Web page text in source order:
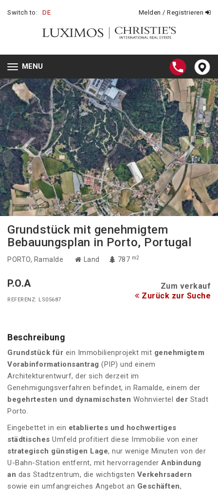
Switch to: DE Melden / Registrieren
Toggle
navigation
MENU
Grundstück mit genehmigtem
Bebauungsplan in Porto, Portugal
PORTO, Ramalde Land 787 m2
P.O.A Zum verkauf
REFERENZ: LS05687 Zurück zur Suche
Beschreibung
Grundstück für ein Immobilienprojekt mit genehmigtem
Vorabinformationsantrag (PIP) und einem
Architekturentwurf, der sich derzeit im
Genehmigungsverfahren befindet, in Ramalde, einem der
begehrtesten und dynamischsten Wohnviertel der Stadt
Porto.
Eingebettet in ein etabliertes und
hochwertiges
städtisches Umfeld profitiert diese Immobilie von einer
strategisch günstigen Lage, nur wenige Minuten von der
U-Bahn-Station entfernt, mit hervorragender Anbindung
an das Stadtzentrum, die wichtigsten Verkehrsadern
sowie ein umfangreiches Angebot an Geschäften,